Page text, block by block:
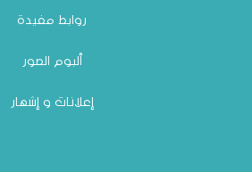
روابط مفيدة
ألبوم الصور
إعلانات و إشهار